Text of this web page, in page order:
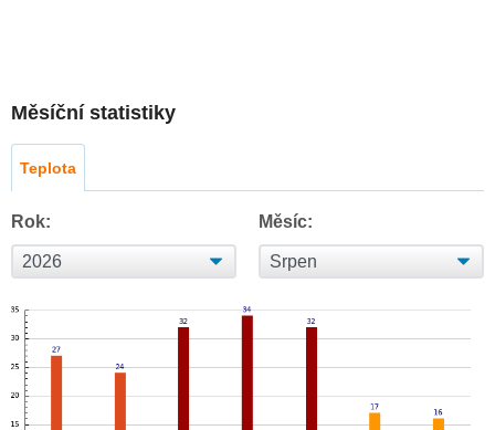
Měsíční statistiky
Teplota
Rok: Měsíc: